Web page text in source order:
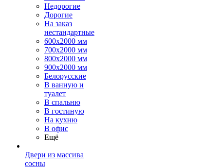
Недорогие
Дорогие
На заказ
нестандартные
600х2000 мм
700х2000 мм
800х2000 мм
900х2000 мм
Белорусские
В ванную и
туалет
В спальню
В гостиную
На кухню
В офис
Ещё
Двери из массива
сосны